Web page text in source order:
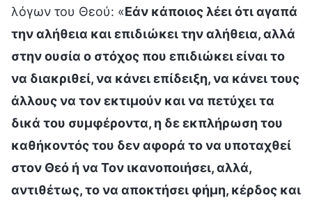
λόγων του Θεού: «Εάν κάποιος λέει ότι αγαπά
την αλήθεια και επιδιώκει την αλήθεια, αλλά
στην ουσία ο στόχος που επιδιώκει είναι το
να διακριθεί, να κάνει επίδειξη, να κάνει τους
άλλους να τον εκτιμούν και να πετύχει τα
δικά του συμφέροντα, η δε εκπλήρωση του
καθήκοντός του δεν αφορά το να υποταχθεί
στον Θεό ή να Τον ικανοποιήσει, αλλά,
αντιθέτως, το να αποκτήσει φήμη, κέρδος και